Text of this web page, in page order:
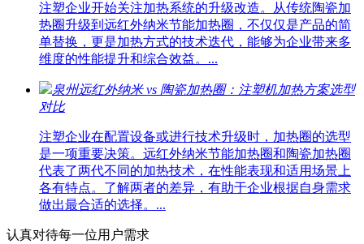
注塑企业开始关注加热系统的升级改造。从传统陶瓷加
热圈升级到远红外纳米节能加热圈，不仅仅是产品的简
单替换，更是加热方式的技术迭代，能够为企业带来多
维度的性能提升和综合效益。...
泉州远红外纳米 vs 陶瓷加热圈：注塑机加热方案选型
对比
注塑企业在配置设备或进行技术升级时，加热圈的选型
是一项重要决策。远红外纳米节能加热圈和陶瓷加热圈
代表了两代不同的加热技术，在性能表现和适用场景上
各有特点。了解两者的差异，有助于企业根据自身需求
做出最合适的选择。...
认真对待每一位用户需求